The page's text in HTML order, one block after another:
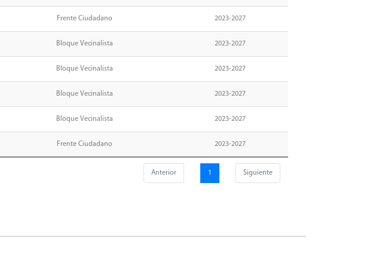
Frente Ciudadano 2023-2027
Bloque Vecinalista 2023-2027
Bloque Vecinalista 2023-2027
Bloque Vecinalista 2023-2027
Bloque Vecinalista 2023-2027
Frente Ciudadano 2023-2027
Anterior 1 Siguiente